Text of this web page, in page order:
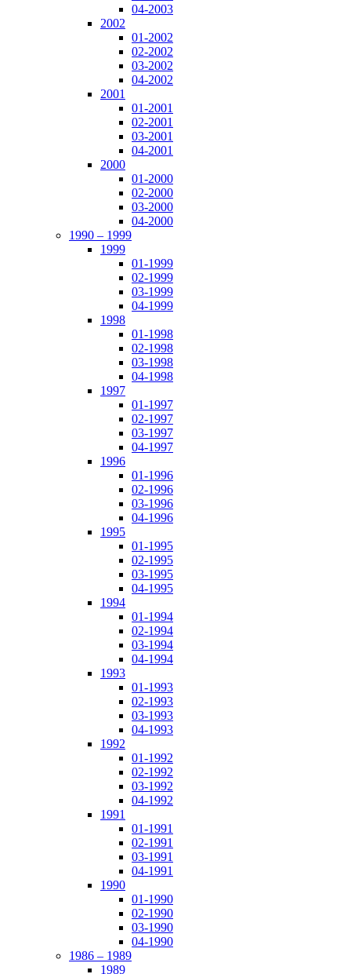
04-2003
2002
01-2002
02-2002
03-2002
04-2002
2001
01-2001
02-2001
03-2001
04-2001
2000
01-2000
02-2000
03-2000
04-2000
1990 – 1999
1999
01-1999
02-1999
03-1999
04-1999
1998
01-1998
02-1998
03-1998
04-1998
1997
01-1997
02-1997
03-1997
04-1997
1996
01-1996
02-1996
03-1996
04-1996
1995
01-1995
02-1995
03-1995
04-1995
1994
01-1994
02-1994
03-1994
04-1994
1993
01-1993
02-1993
03-1993
04-1993
1992
01-1992
02-1992
03-1992
04-1992
1991
01-1991
02-1991
03-1991
04-1991
1990
01-1990
02-1990
03-1990
04-1990
1986 – 1989
1989